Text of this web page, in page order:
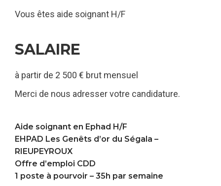
Vous êtes aide soignant H/F
SALAIRE
à partir de 2 500 € brut mensuel
Merci de nous adresser votre candidature.
Aide soignant en Ephad H/F
EHPAD Les Genêts d’or du Ségala –
RIEUPEYROUX
Offre d’emploi CDD
1 poste à pourvoir – 35h par semaine